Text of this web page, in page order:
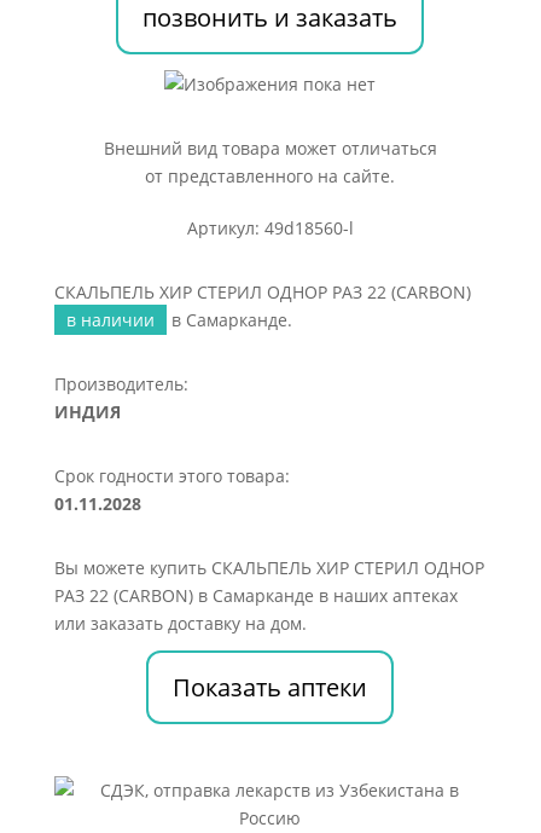
позвонить и заказать
Внешний вид товара может отличаться
от представленного на сайте.
Артикул: 49d18560-l
СКАЛЬПЕЛЬ ХИР СТЕРИЛ ОДНОР РАЗ 22 (CARBON)
в наличии
в Самарканде.
Производитель:
ИНДИЯ
Срок годности этого товара:
01.11.2028
Вы можете купить СКАЛЬПЕЛЬ ХИР СТЕРИЛ ОДНОР
РАЗ 22 (CARBON) в Самарканде в наших аптеках
или заказать доставку на дом.
Показать аптеки